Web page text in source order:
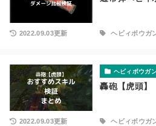
2022.09.03更新 ヘビィボウガ
ヘビィボウガ
轟砲【虎頭
2022.09.03更新 ヘビィボウガ